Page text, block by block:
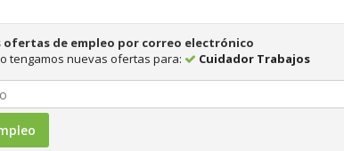
ofertas de empleo por correo electrónico
tengamos nuevas ofertas para:
Cuidador Trabajos